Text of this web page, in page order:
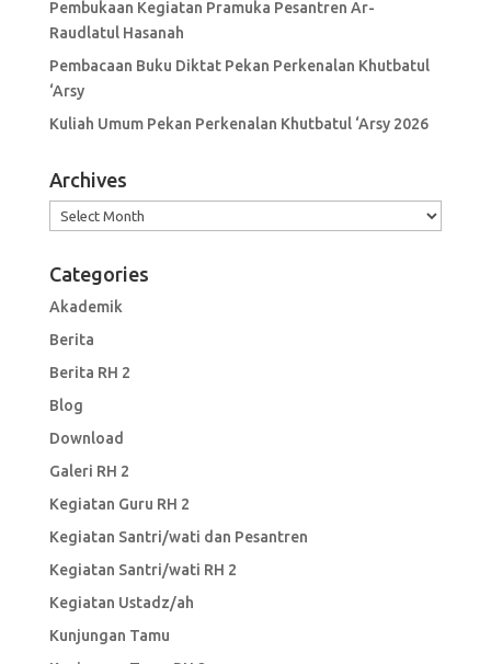
Pembukaan Kegiatan Pramuka Pesantren Ar-
Raudlatul Hasanah
Pembacaan Buku Diktat Pekan Perkenalan Khutbatul
‘Arsy
Kuliah Umum Pekan Perkenalan Khutbatul ‘Arsy 2026
Archives
Archives
Categories
Akademik
Berita
Berita RH 2
Blog
Download
Galeri RH 2
Kegiatan Guru RH 2
Kegiatan Santri/wati dan Pesantren
Kegiatan Santri/wati RH 2
Kegiatan Ustadz/ah
Kunjungan Tamu